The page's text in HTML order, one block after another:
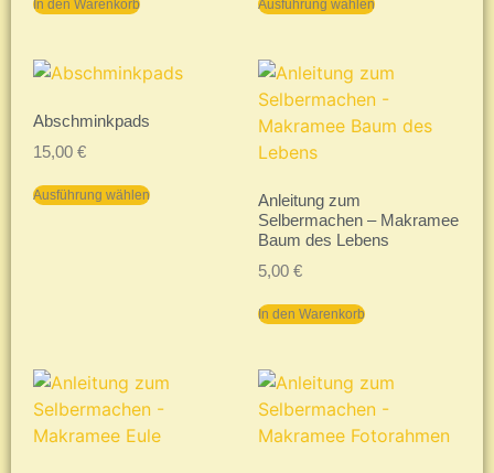
In den Warenkorb Ausführung wählen
Abschminkpads
15,00 €
Ausführung wählen
Anleitung zum
Selbermachen – Makramee
Baum des Lebens
5,00 €
In den Warenkorb